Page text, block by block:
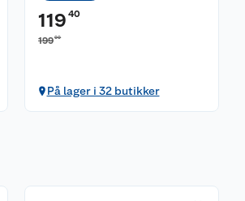
119 40
19900
På lager i 32 butikker